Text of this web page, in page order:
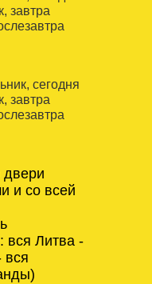
завтра
сегодня
завтра
двери
и со всей
вся Литва -
вся